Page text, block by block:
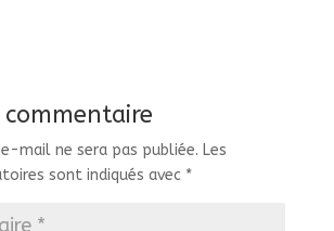
mail ne sera pas publiée. Les
sont indiqués avec *